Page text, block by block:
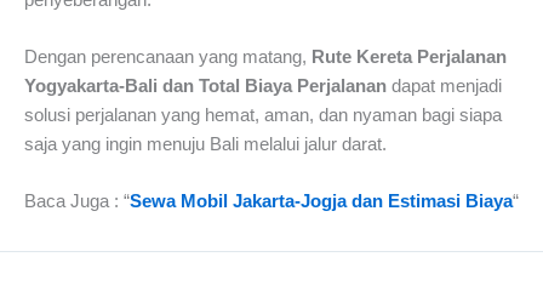
Dengan perencanaan yang matang, Rute Kereta Perjalanan
Yogyakarta-Bali dan Total Biaya Perjalanan dapat menjadi
solusi perjalanan yang hemat, aman, dan nyaman bagi siapa
saja yang ingin menuju Bali melalui jalur darat.
Baca Juga : “Sewa Mobil Jakarta-Jogja dan Estimasi Biaya“